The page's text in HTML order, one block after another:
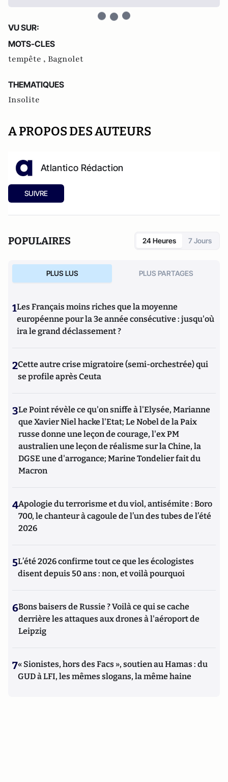
VU SUR:
MOTS-CLES
tempête , Bagnolet
THEMATIQUES
Insolite
A PROPOS DES AUTEURS
Atlantico Rédaction
SUIVRE
POPULAIRES 24 Heures 7 Jours
PLUS LUS PLUS PARTAGES
1Les Français moins riches que la moyenne
européenne pour la 3e année consécutive : jusqu'où
ira le grand déclassement ?
2Cette autre crise migratoire (semi-orchestrée) qui
se profile après Ceuta
3Le Point révèle ce qu'on sniffe à l'Elysée, Marianne
que Xavier Niel hacke l'Etat; Le Nobel de la Paix
russe donne une leçon de courage, l'ex PM
australien une leçon de réalisme sur la Chine, la
DGSE une d'arrogance; Marine Tondelier fait du
Macron
4Apologie du terrorisme et du viol, antisémite : Boro
700, le chanteur à cagoule de l’un des tubes de l’été
2026
5L’été 2026 confirme tout ce que les écologistes
disent depuis 50 ans : non, et voilà pourquoi
6Bons baisers de Russie ? Voilà ce qui se cache
derrière les attaques aux drones à l'aéroport de
Leipzig
7« Sionistes, hors des Facs », soutien au Hamas : du
GUD à LFI, les mêmes slogans, la même haine